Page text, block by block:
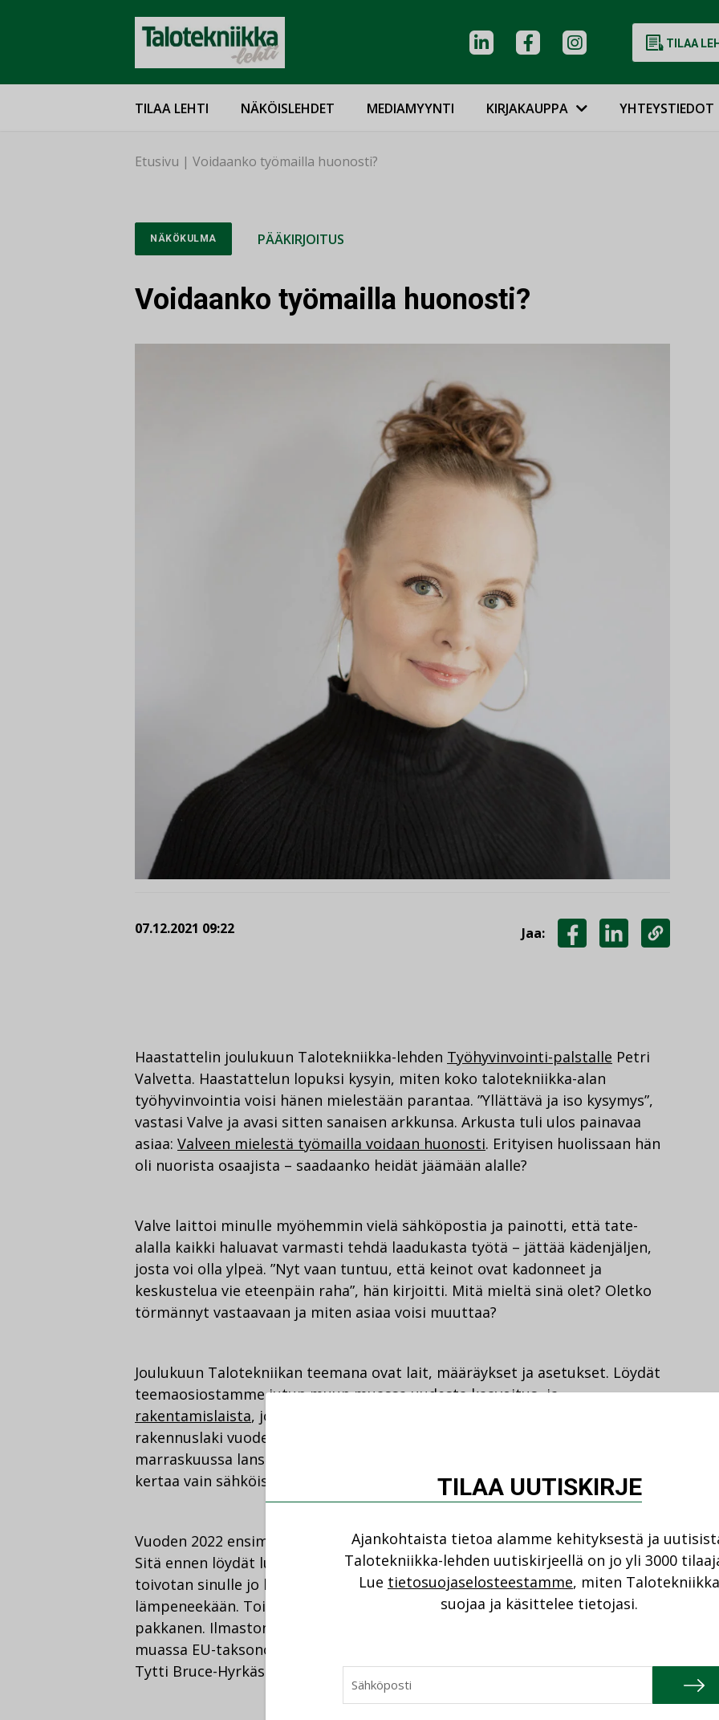
TILAA
TILAA LEHTI NÄKÖISLEHDET MEDIAMYYNTI KIRJAKAUPPA YHTEYSTIEDOT
Etusivu | Voidaanko työmailla huonosti?
NÄKÖKULMA PÄÄKIRJOITUS
Voidaanko työmailla huonosti?
07.12.2021 09:22 Jaa:
Haastattelin joulukuun Talotekniikka-lehden Työhyvinvointi-palstalle Petri
Valvetta. Haastattelun lopuksi kysyin, miten koko talotekniikka-alan
työhyvinvointia voisi hänen mielestään parantaa. ”Yllättävä ja iso kysymys”,
vastasi Valve ja avasi sitten sanaisen arkkunsa. Arkusta tuli ulos painavaa
asiaa: Valveen mielestä työmailla voidaan huonosti. Erityisen huolissaan hän
oli nuorista osaajista – saadaanko heidät jäämään alalle?
Valve laittoi minulle myöhemmin vielä sähköpostia ja painotti, että tate-
alalla kaikki haluavat varmasti tehdä laadukasta työtä – jättää kädenjäljen,
josta voi olla ylpeä. ”Nyt vaan tuntuu, että keinot ovat kadonneet ja
keskustelua vie eteenpäin raha”, hän kirjoitti. Mitä mieltä sinä olet? Oletko
törmännyt vastaavaan ja miten asiaa voisi muuttaa?
Joulukuun Talotekniikan teemana ovat lait, määräykset ja asetukset. Löydät
teemaosiostamme jutun muun muassauudesta kaavoitus- ja
rakentamislaista, jonka on tarkoitus korvata nykyinen maankäyttö- ja
rakennuslaki vuoden 2024 alussa. Käsittelemme teemaosiossa myös
marraskuussa lanseerattua
kertaa vain sähköisenä.
Vuoden 2022 ensimmäinen Talotekniikka-lehti ilmestyy helmikuun alussa.
Sitä ennen löydät luettavaa digikanavistamme, mutta printin puolesta
toivotan sinulle jo lämmintä joulua – millä ikinä joulunviettopaikkasi
lämpeneekään. Toivottavasti ulkona silti nyt ja tulevina jouluina paukkuu
pakkanen. Ilmastonmuutoksen torjumisen eteen paiskitaankin töitä muun
muassa EU-taksonomialla, jota joulukuun
Tytti Bruce-Hyrkäs.
TILAA UUTISKIRJE
Ajankohtaista tietoa alamme kehityksestä ja
Talotekniikka-lehden uutiskirjeellä on jo yli 3000
Lue tietosuojaselosteestamme, miten Talotekniikka
suojaa ja käsittelee tietojasi.